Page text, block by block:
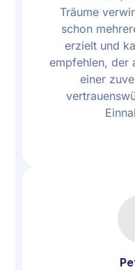
Träume
schon
erzielt und
empfehlen, der
einer